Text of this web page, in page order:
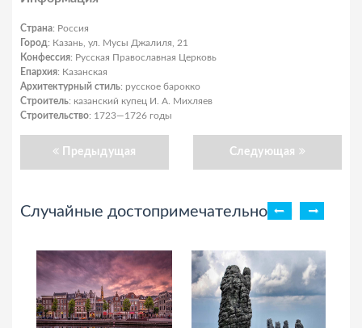
Страна: Россия
Город: Казань, ул. Мусы Джалиля, 21
Конфессия: Русская Православная Церковь
Епархия: Казанская
Архитектурный стиль: русское барокко
Строитель: казанский купец И. А. Михляев
Строительство: 1723—1726 годы
Предыдущая Следующая
Случайные достопримечательности